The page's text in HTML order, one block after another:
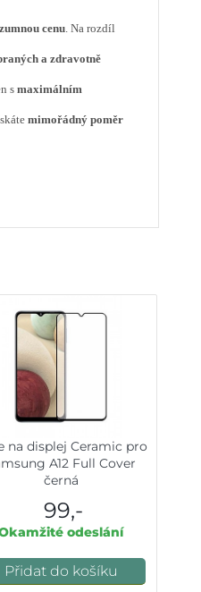
cenu. Na rozdíl
a zdravotně
s maximálním
mimořádný poměr
na displej Ceramic pro
A12 Full Cover
černá
99,-
odeslání
Přidat do košíku